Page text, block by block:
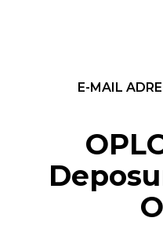
E-MAIL